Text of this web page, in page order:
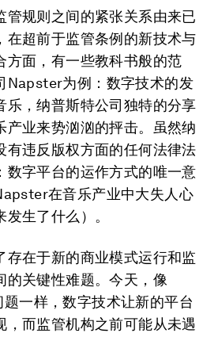
管规则之间的紧张关系由来已
在超前于监管条例的新技术与
方面，有一些教科书般的范
Napster为例：数字技术的发
乐，纳普斯特公司独特的分享
产业来势汹汹的抨击。虽然纳
有违反版权方面的任何法律法
数字平台的运作方式的唯一意
在音乐产业中大失人心
发生了什么）。
存在于新的商业模式运行和监
的关键性难题。今天，像
一样，数字技术让新的平台
，而监管机构之前可能从未遇